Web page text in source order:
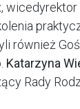
, wicedyrektor
również
Katarzyna
Rady